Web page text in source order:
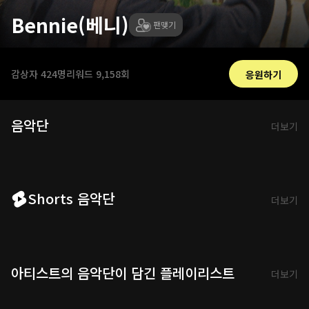
Bennie(베니) 팬맺기
감상자 424명리워드 9,158회 응원하기
음악단 더보기
Shorts 음악단 더보기
아티스트의 음악단이 담긴 플레이리스트 더보기